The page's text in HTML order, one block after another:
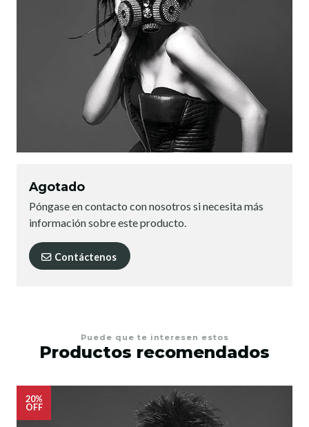
Agotado
Póngase en contacto con nosotros si necesita más
información sobre este producto.
Contáctenos
Puede que te interesen estos
Productos recomendados
20%
OFF